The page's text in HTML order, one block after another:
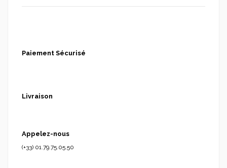
Paiement Sécurisé
Livraison
Appelez-nous
(+33) 01.79.75.05.50